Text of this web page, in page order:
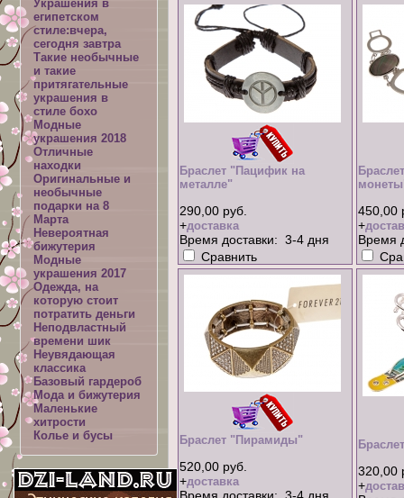
Браслет "Пацифик на
металле"
290,00 руб.
+доставка
Время доставки: 3-4 дня
Сравнить
450,00
+
Время
Браслет "Пирамиды"
520,00 руб.
+доставка
320,00
+
Украшения в
египетском
стиле:вчера,
сегодня завтра
Такие необычные
и такие
притягательные
украшения в
стиле бохо
Модные
украшения 2018
Отличные
находки
Оригинальные и
необычные
подарки на 8
Марта
Невероятная
бижутерия
Модные
украшения 2017
Одежда, на
которую стоит
потратить деньги
Неподвластный
времени шик
Неувядающая
классика
Базовый гардероб
Мода и бижутерия
Маленькие
хитрости
Колье и бусы